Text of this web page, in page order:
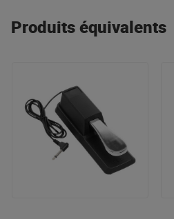
Produits équivalents